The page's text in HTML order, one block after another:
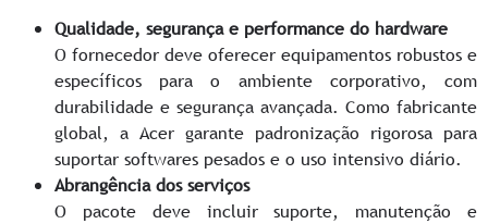
Qualidade, segurança e performance do hardware
O fornecedor deve oferecer equipamentos robustos e
específicos para o ambiente corporativo, com
durabilidade e segurança avançada. Como fabricante
global, a Acer garante padronização rigorosa para
suportar softwares pesados e o uso intensivo diário.
Abrangência dos serviços
O pacote deve incluir suporte, manutenção e